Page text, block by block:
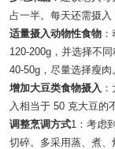
占一半。每天还需摄入
适量摄入动物性食物
120-200g，并选择不
40-50g，尽量选择瘦肉
增加大豆类食物摄入
入相当于 50 克大豆的
调整烹调方式1 ：考虑
切碎。多采用蒸、煮、